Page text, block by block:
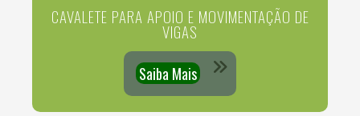
CAVALETE PARA APOIO E MOVIMENTAÇÃO DE
VIGAS
Saiba Mais